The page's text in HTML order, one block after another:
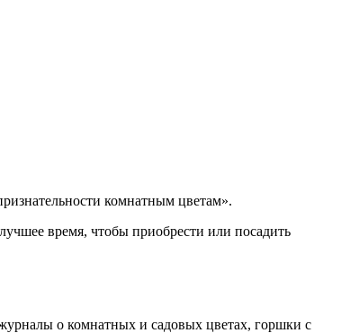
комнатным цветам».
время, чтобы приобрести или посадить
о комнатных и садовых цветах, горшки с